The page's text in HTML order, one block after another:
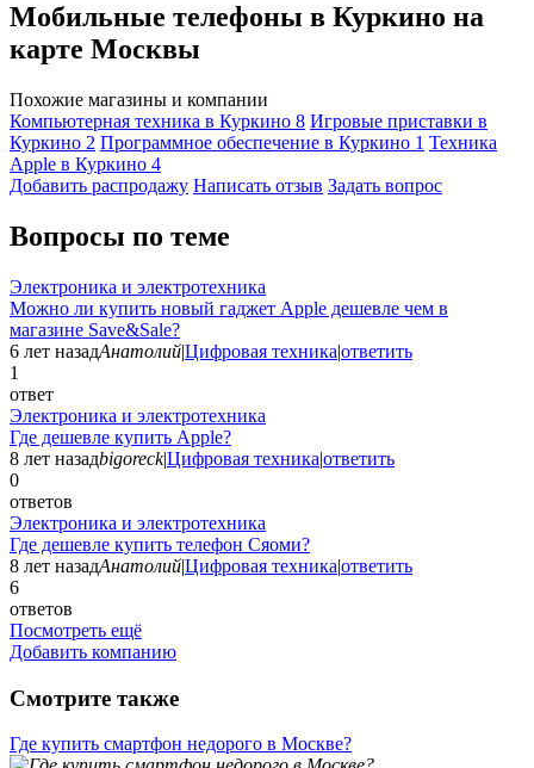
Мобильные телефоны в Куркино на
карте Москвы
Похожие магазины и компании
Компьютерная техника в Куркино 8 Игровые приставки в
Куркино 2 Программное обеспечение в Куркино 1 Техника
Apple в Куркино 4
Добавить раcпродажу Написать отзыв Задать вопрос
Вопросы по теме
Электроника и электротехника
Можно ли купить новый гаджет Apple дешевле чем в
магазине Save&Sale?
6 лет назадАнатолий|Цифровая техника|ответить
1
ответ
Электроника и электротехника
Где дешевле купить Apple?
8 лет назадbigoreck|Цифровая техника|ответить
0
ответов
Электроника и электротехника
Где дешевле купить телефон Сяоми?
8 лет назадАнатолий|Цифровая техника|ответить
6
ответов
Посмотреть ещё
Добавить компанию
Смотрите также
Где купить смартфон недорого в Москве?